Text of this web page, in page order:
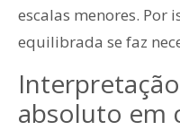
escalas menores. Por
equilibrada se faz
absoluto em